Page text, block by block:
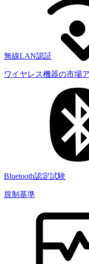
無線LAN認証
ワイヤレス機器の市場
Bluetooth認定試験
規制基準